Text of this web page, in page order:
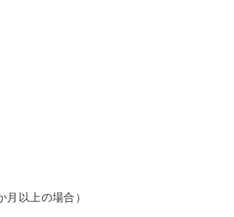
以上の場合）